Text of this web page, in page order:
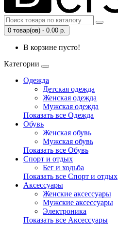
0 товар(ов) - 0.00 р.
В корзине пусто!
Категории
Одежда
Детская одежда
Женская одежда
Мужская одежда
Показать все Одежда
Обувь
Женская обувь
Мужская обувь
Показать все Обувь
Спорт и отдых
Бег и ходьба
Показать все Спорт и отдых
Аксессуары
Женские аксессуары
Мужские аксессуары
Электроника
Показать все Аксессуары